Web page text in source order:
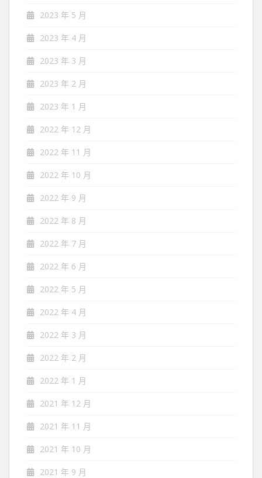
2023 年 5 月
2023 年 4 月
2023 年 3 月
2023 年 2 月
2023 年 1 月
2022 年 12 月
2022 年 11 月
2022 年 10 月
2022 年 9 月
2022 年 8 月
2022 年 7 月
2022 年 6 月
2022 年 5 月
2022 年 4 月
2022 年 3 月
2022 年 2 月
2022 年 1 月
2021 年 12 月
2021 年 11 月
2021 年 10 月
2021 年 9 月